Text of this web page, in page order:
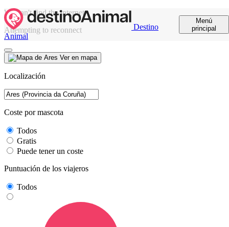
Destino
Animal
Menú
principal
We can't find the internet
Attempting to reconnect
Ver en mapa
Localización
Coste por mascota
Todos
Gratis
Puede tener un coste
Puntuación de los viajeros
Todos